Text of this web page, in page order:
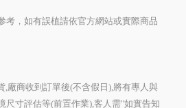
考，如有誤植請依官方網站或實際商品
廠商收到訂單後(不含假日),將有專人與
尺寸評估等(前置作業),客人需"如實告知